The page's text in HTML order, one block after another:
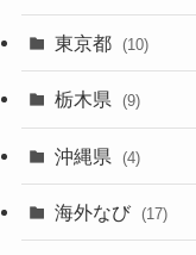
東京都 (10)
栃木県 (9)
沖縄県 (4)
海外なび (17)